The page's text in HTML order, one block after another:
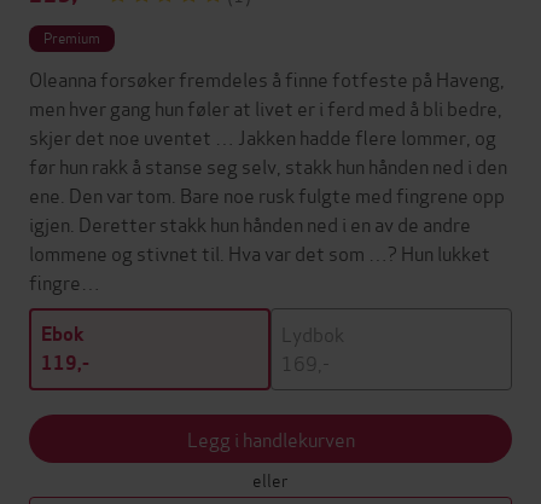
Premium
Oleanna forsøker fremdeles å finne fotfeste på Haveng,
men hver gang hun føler at livet er i ferd med å bli bedre,
skjer det noe uventet … Jakken hadde flere lommer, og
før hun rakk å stanse seg selv, stakk hun hånden ned i den
ene. Den var tom. Bare noe rusk fulgte med fingrene opp
igjen. Deretter stakk hun hånden ned i en av de andre
lommene og stivnet til. Hva var det som …? Hun lukket
fingre…
Ebok
119,-
Lydbok
169,-
Legg i handlekurven
eller